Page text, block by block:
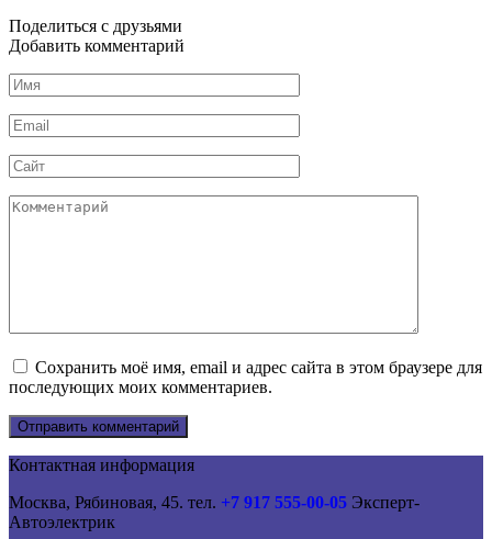
Поделиться с друзьями
Добавить комментарий
Имя
*
Email
*
Сайт
Комментарий
Сохранить моё имя, email и адрес сайта в этом браузере для
последующих моих комментариев.
Контактная информация
Москва, Рябиновая, 45. тел. +7 917 555-00-05 Эксперт-
Автоэлектрик